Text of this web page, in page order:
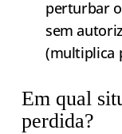
perturbar
sem
(multiplica
Em qual
perdida?